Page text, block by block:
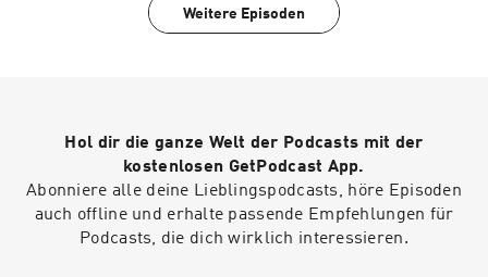
Weitere Episoden
Hol dir die ganze Welt der Podcasts mit der
kostenlosen GetPodcast App.
Abonniere alle deine Lieblingspodcasts, höre Episoden
auch offline und erhalte passende Empfehlungen für
Podcasts, die dich wirklich interessieren.